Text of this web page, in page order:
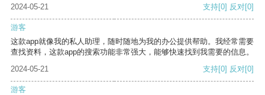
2024-05-21 支持[0] 反对[0]
游客
这款app就像我的私人助理，随时随地为我的办公提供帮助。我经常需要
查找资料，这款app的搜索功能非常强大，能够快速找到我需要的信息。
2024-05-21
支持[0] 反对[0]
游客